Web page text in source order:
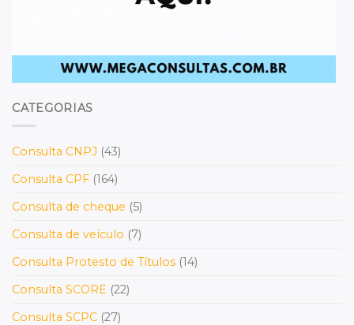
CATEGORIAS
Consulta CNPJ (43)
Consulta CPF (164)
Consulta de cheque (5)
Consulta de veículo (7)
Consulta Protesto de Títulos (14)
Consulta SCORE (22)
Consulta SCPC (27)